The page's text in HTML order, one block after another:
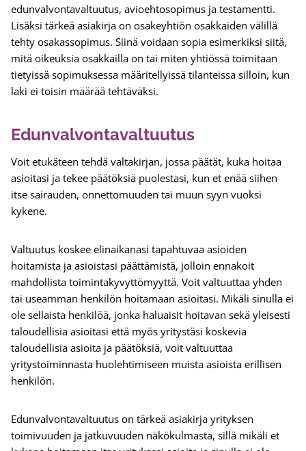
edunvalvontavaltuutus, avioehtosopimus ja testamentti.
Lisäksi tärkeä asiakirja on osakeyhtiön osakkaiden välillä
tehty osakassopimus. Siinä voidaan sopia esimerkiksi siitä,
mitä oikeuksia osakkailla on tai miten yhtiössä toimitaan
tietyissä sopimuksessa määritellyissä tilanteissa silloin, kun
laki ei toisin määrää tehtäväksi.
Edunvalvontavaltuutus
Voit etukäteen tehdä valtakirjan, jossa päätät, kuka hoitaa
asioitasi ja tekee päätöksiä puolestasi, kun et enää siihen
itse sairauden, onnettomuuden tai muun syyn vuoksi
kykene.
Valtuutus koskee elinaikanasi tapahtuvaa asioiden
hoitamista ja asioistasi päättämistä, jolloin ennakoit
mahdollista toimintakyvyttömyyttä. Voit valtuuttaa yhden
tai useamman henkilön hoitamaan asioitasi. Mikäli sinulla ei
ole sellaista henkilöä, jonka haluaisit hoitavan sekä yleisesti
taloudellisia asioitasi että myös yritystäsi koskevia
taloudellisia asioita ja päätöksiä, voit valtuuttaa
yritystoiminnasta huolehtimiseen muista asioista erillisen
henkilön.
Edunvalvontavaltuutus on tärkeä asiakirja yrityksen
toimivuuden ja jatkuvuuden näkökulmasta, sillä mikäli et